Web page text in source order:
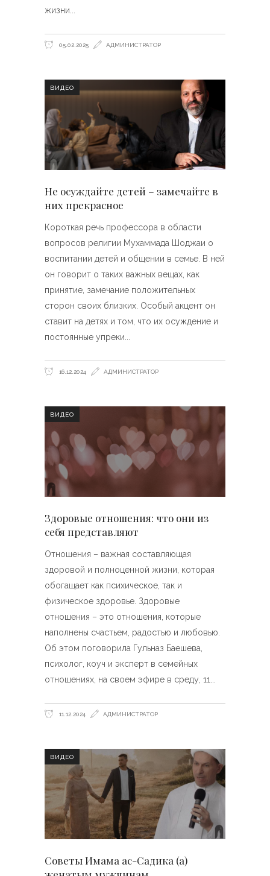
жизни
05.02.2025 АДМИНИСТРАТОР
ВИДЕО
Не осуждайте детей – замечайте в
них прекрасное
Короткая речь профессора в области
вопросов религии Мухаммада Шоджаи о
воспитании детей и общении в семье. В ней
он говорит о таких важных вещах, как
принятие, замечание положительных
сторон своих близких. Особый акцент он
ставит на детях и том, что их осуждение и
постоянные упреки
16.12.2024 АДМИНИСТРАТОР
ВИДЕО
Здоровые отношения: что они из
себя представляют
Отношения – важная составляющая
здоровой и полноценной жизни, которая
обогащает как психическое, так и
физическое здоровье. Здоровые
отношения – это отношения, которые
наполнены счастьем, радостью и любовью.
Об этом поговорила Гульназ Баешева,
психолог, коуч и эксперт в семейных
отношениях, на своем эфире в среду, 11
11.12.2024 АДМИНИСТРАТОР
ВИДЕО
Советы Имама ас-Садика (а)